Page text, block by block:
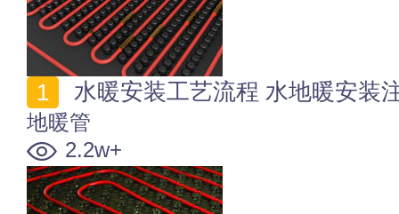
水暖安装工艺流程 水地暖安装
地暖管
2.2w+